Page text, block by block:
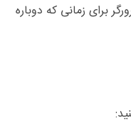
برای زمانی که دوباره